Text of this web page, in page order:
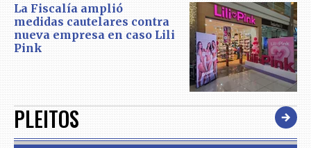
La Fiscalía amplió
medidas cautelares contra
nueva empresa en caso Lili
Pink
PLEITOS